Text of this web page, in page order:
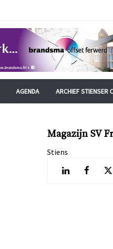
AGENDA ARCHIEF STIENSER
Magazijn SV
Stiens